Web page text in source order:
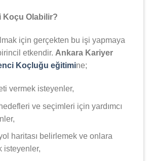
Koçu Olabilir?
için gerçekten bu işi yapmaya
etkendir. Ankara Kariyer
Koçluğu eğitimine;
vermek isteyenler,
ve seçimleri için yardımcı
haritası belirlemek ve onlara
isteyenler,